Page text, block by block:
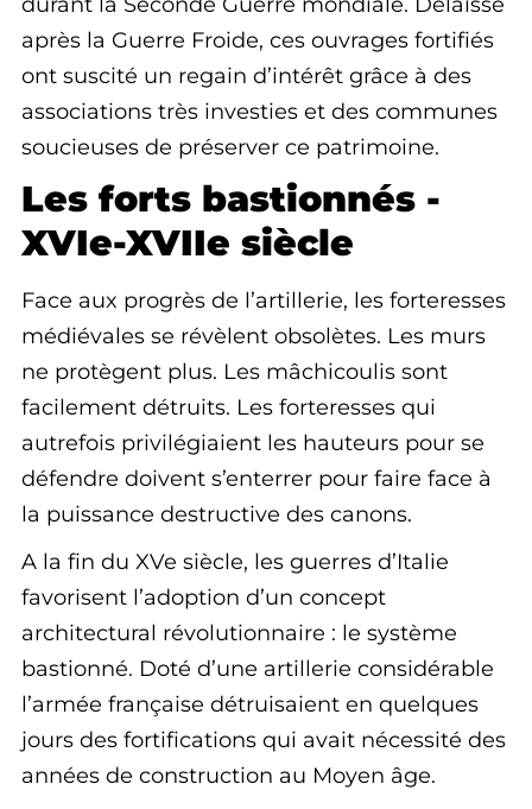
après la Guerre Froide, ces ouvrages fortifiés
ont suscité un regain d’intérêt grâce à des
associations très investies et des communes
soucieuses de préserver ce patrimoine.
Les forts bastionnés -
XVIe-XVIIe siècle
Face aux progrès de l’artillerie, les forteresses
médiévales se révèlent obsolètes. Les murs
ne protègent plus. Les mâchicoulis sont
facilement détruits. Les forteresses qui
autrefois privilégiaient les hauteurs pour se
défendre doivent s’enterrer pour faire face à
la puissance destructive des canons.
A la fin du XVe siècle, les guerres d’Italie
favorisent l’adoption d’un concept
architectural révolutionnaire : le système
bastionné. Doté d’une artillerie considérable
l’armée française détruisaient en quelques
jours des fortifications qui avait nécessité des
années de construction au Moyen âge.